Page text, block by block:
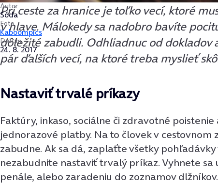
Autor
Sóda
Foto
Kaboompics
Dátum
24. 8. 2017
Pri ceste za hranice je toľko vecí, ktoré
v hlave. Málokedy sa nadobro bavíte
dôležité zabudli. Odhliadnuc od dokladov
pár ďalších vecí, na ktoré treba myslieť
Nastaviť trvalé príkazy
Faktúry, inkaso, sociálne či zdravotné poistenie
jednorazové platby. Na to človek v cestovnom
zabudne. Ak sa dá, zaplaťte všetky
nezabudnite nastaviť trvalý príkaz. Vyhnete sa
penále, alebo zaradeniu do zoznamov dlžníkov.